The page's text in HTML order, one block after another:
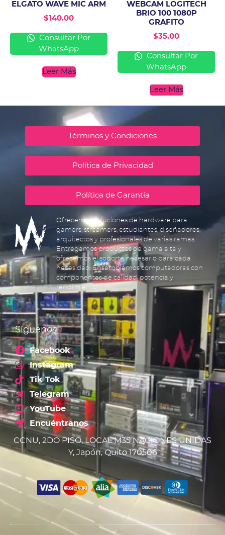
ELGATO WAVE MIC ARM
$140.00
Consultar Por
WhatsApp
Leer Más
WEBCAM LOGITECH
BRIO 100 1080P
GRAFITO
$35.00
Consultar Por
WhatsApp
Leer Más
Términos y Condiciones
Política de Privacidad
Política de Garantía
Ofrecemos soluciones de hardware para
gamers, streamers, estudiantes, diseñadores,
arquitectos y profesionales de varias ramas.
Entregamos productos de gama alta y
ofrecemos el soporte necesario para cada
necesidad. Ensamblamos computadoras con
componentes de calidad, potencia y
rendimiento.
Síguenos
Facebook
Instagram
Tik Tok
Telegram
YouTube
Encuéntranos
CCNU, 2DO PISO, LOCAL M35 NACIONES UNIDAS
Y, Japón, Quito 170506